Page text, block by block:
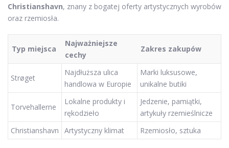
Christianshavn, znany z bogatej oferty artystycznych wyrobów
oraz rzemiosła.
Typ miejsca
Najważniejsze
cechy
Zakres zakupów
Strøget
Najdłuższa ulica
handlowa w Europie
Marki luksusowe,
unikalne butiki
Torvehallerne
Lokalne produkty i
rękodzieło
Jedzenie, pamiątki,
artykuły rzemieślnicze
Christianshavn
Artystyczny klimat Rzemiosło, sztuka